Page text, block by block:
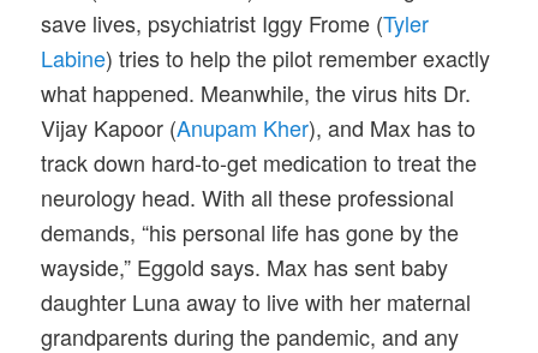
save lives, psychiatrist Iggy Frome (Tyler
Labine) tries to help the pilot remember exactly
what happened. Meanwhile, the virus hits Dr.
Vijay Kapoor (Anupam Kher), and Max has to
track down hard-to-get medication to treat the
neurology head. With all these professional
demands, “his personal life has gone by the
wayside,” Eggold says. Max has sent baby
daughter Luna away to live with her maternal
grandparents during the pandemic, and any